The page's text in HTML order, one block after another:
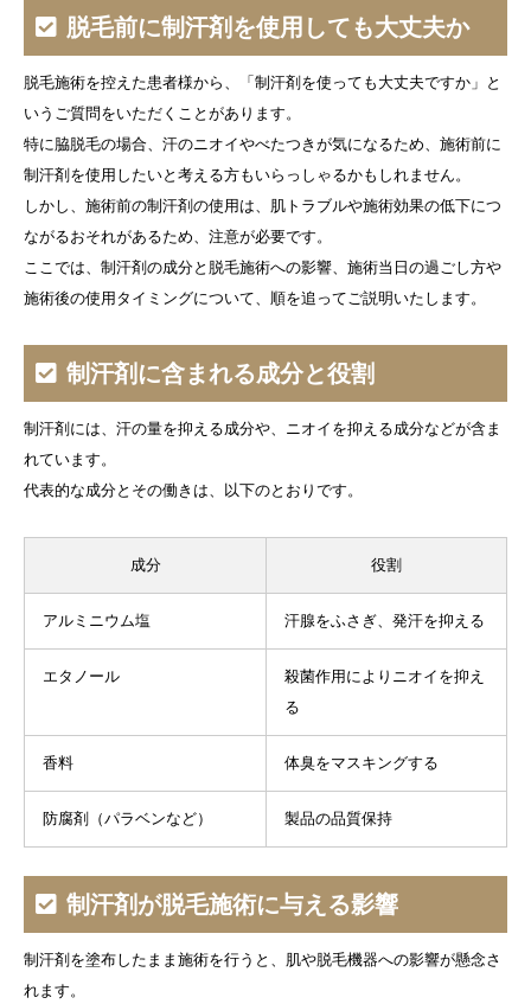
脱毛前に制汗剤を使用しても大丈夫か
脱毛施術を控えた患者様から、「制汗剤を使っても大丈夫ですか」と
いうご質問をいただくことがあります。
特に脇脱毛の場合、汗のニオイやべたつきが気になるため、施術前に
制汗剤を使用したいと考える方もいらっしゃるかもしれません。
しかし、施術前の制汗剤の使用は、肌トラブルや施術効果の低下につ
ながるおそれがあるため、注意が必要です。
ここでは、制汗剤の成分と脱毛施術への影響、施術当日の過ごし方や
施術後の使用タイミングについて、順を追ってご説明いたします。
制汗剤に含まれる成分と役割
制汗剤には、汗の量を抑える成分や、ニオイを抑える成分などが含ま
れています。
代表的な成分とその働きは、以下のとおりです。
成分 役割
アルミニウム塩 汗腺をふさぎ、発汗を抑える
エタノール
殺菌作用によりニオイを抑え
る
香料 体臭をマスキングする
防腐剤（パラベンなど） 製品の品質保持
制汗剤が脱毛施術に与える影響
制汗剤を塗布したまま施術を行うと、肌や脱毛機器への影響が懸念さ
れます。